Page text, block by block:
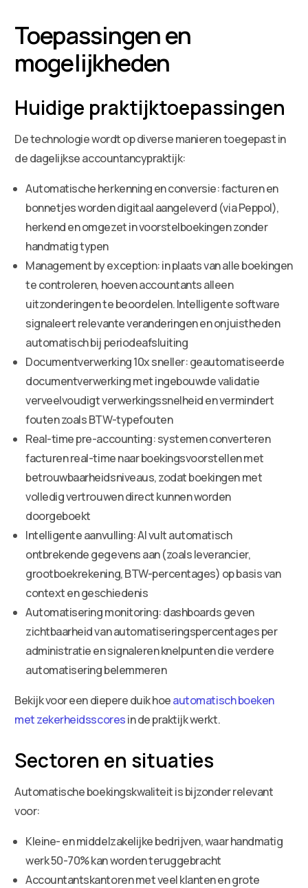
Toepassingen en
mogelijkheden
Huidige praktijktoepassingen
De technologie wordt op diverse manieren toegepast in
de dagelijkse accountancypraktijk:
Automatische herkenning en conversie: facturen en
bonnetjes worden digitaal aangeleverd (via Peppol),
herkend en omgezet in voorstelboekingen zonder
handmatig typen
Management by exception: in plaats van alle boekingen
te controleren, hoeven accountants alleen
uitzonderingen te beoordelen. Intelligente software
signaleert relevante veranderingen en onjuistheden
automatisch bij periodeafsluiting
Documentverwerking 10x sneller: geautomatiseerde
documentverwerking met ingebouwde validatie
verveelvoudigt verwerkingssnelheid en vermindert
fouten zoals BTW-typefouten
Real-time pre-accounting: systemen converteren
facturen real-time naar boekingsvoorstellen met
betrouwbaarheidsniveaus, zodat boekingen met
volledig vertrouwen direct kunnen worden
doorgeboekt
Intelligente aanvulling: AI vult automatisch
ontbrekende gegevens aan (zoals leverancier,
grootboekrekening, BTW-percentages) op basis van
context en geschiedenis
Automatisering monitoring: dashboards geven
zichtbaarheid van automatiseringspercentages per
administratie en signaleren knelpunten die verdere
automatisering belemmeren
Bekijk voor een diepere duik hoeautomatisch boeken
met zekerheidsscoresin de praktijk werkt.
Sectoren en situaties
Automatische boekingskwaliteit is bijzonder relevant
voor:
Kleine- en middelzakelijke bedrijven, waar handmatig
werk 50-70% kan worden teruggebracht
Accountantskantoren met veel klanten en grote